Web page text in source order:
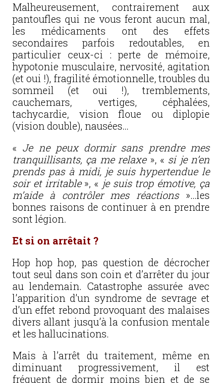
Malheureusement, contrairement aux
pantoufles qui ne vous feront aucun mal,
les médicaments ont des effets
secondaires parfois redoutables, en
particulier ceux-ci : perte de mémoire,
hypotonie musculaire, nervosité, agitation
(et oui !), fragilité émotionnelle, troubles du
sommeil (et oui !), tremblements,
cauchemars, vertiges, céphalées,
tachycardie, vision floue ou diplopie
(vision double), nausées…
« Je ne peux dormir sans prendre mes
tranquillisants, ça me relaxe», « si je n’en
prends pas à midi, je suis hypertendue le
soir et irritable», « je suis trop émotive, ça
m’aide à contrôler mes réactions »…les
bonnes raisons de continuer à en prendre
sont légion.
Et si on arrêtait ?
Hop hop hop, pas question de décrocher
tout seul dans son coin et d’arrêter du jour
au lendemain. Catastrophe assurée avec
l’apparition d’un syndrome de sevrage et
d’un effet rebond provoquant des malaises
divers allant jusqu’à la confusion mentale
et les hallucinations.
Mais à l’arrêt du traitement, même en
diminuant progressivement, il est
fréquent de dormir moins bien et de se